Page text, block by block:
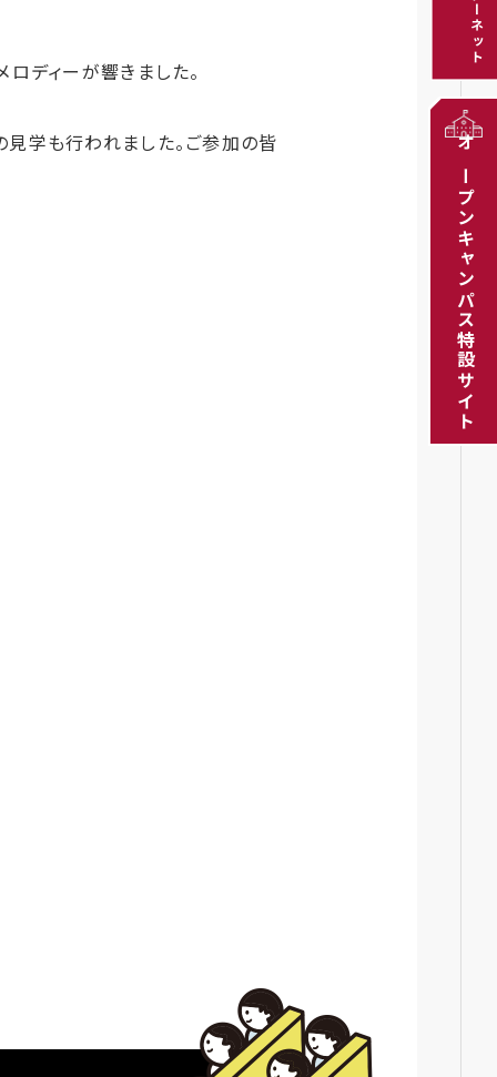
ディーが響きました。
学も行われました。ご参加の皆
オープンキャンパス特設サイト